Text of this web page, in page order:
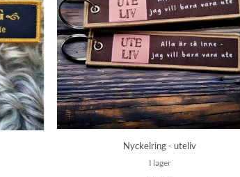
Nyckelring - uteliv
I lager